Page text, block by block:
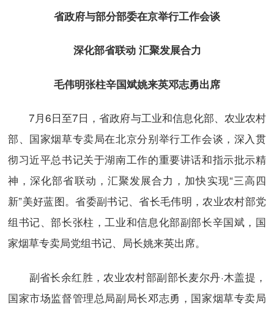
省政府与部分部委在京举行工作会谈
深化部省联动 汇聚发展合力
毛伟明张柱辛国斌姚来英邓志勇出席
7月6日至7日，省政府与工业和信息化部、农业农村
部、国家烟草专卖局在北京分别举行工作会谈，深入贯
彻习近平总书记关于湖南工作的重要讲话和指示批示精
神，深化部省联动，汇聚发展合力，加快实现“三高四
新”美好蓝图。省委副书记、省长毛伟明，农业农村部党
组书记、部长张柱，工业和信息化部副部长辛国斌，国
家烟草专卖局党组书记、局长姚来英出席。
副省长余红胜，农业农村部副部长麦尔丹·木盖提，
国家市场监督管理总局副局长邓志勇，国家烟草专卖局